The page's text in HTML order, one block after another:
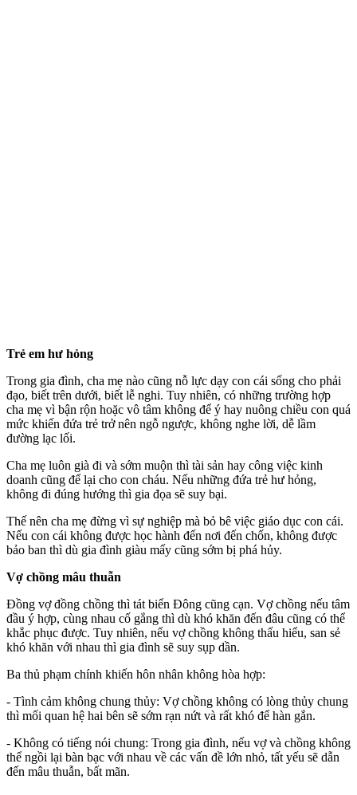
Trẻ em hư hỏng
Trong gia đình, cha mẹ nào cũng nỗ lực dạy con cái sống cho phải
đạo, biết trên dưới, biết lễ nghi. Tuy nhiên, có những trường hợp
cha mẹ vì bận rộn hoặc vô tâm không để ý hay nuông chiều con quá
mức khiến đứa trẻ trở nên ngỗ ngược, không nghe lời, dễ lầm
đường lạc lối.
Cha mẹ luôn già đi và sớm muộn thì tài sản hay công việc kinh
doanh cũng để lại cho con cháu. Nếu những đứa trẻ hư hỏng,
không đi đúng hướng thì gia đọa sẽ suy bại.
Thế nên cha mẹ đừng vì sự nghiệp mà bỏ bê việc giáo dục con cái.
Nếu con cái không được học hành đến nơi đến chốn, không được
bảo ban thì dù gia đình giàu mấy cũng sớm bị phá hủy.
Vợ chồng mâu thuẫn
Đồng vợ đồng chồng thì tát biển Đông cũng cạn. Vợ chồng nếu tâm
đầu ý hợp, cùng nhau cố gắng thì dù khó khăn đến đâu cũng có thể
khắc phục được. Tuy nhiên, nếu vợ chồng không thấu hiểu, san sẻ
khó khăn với nhau thì gia đình sẽ suy sụp dần.
Ba thủ phạm chính khiến hôn nhân không hòa hợp:
- Tình cảm không chung thủy: Vợ chồng không có lòng thủy chung
thì mối quan hệ hai bên sẽ sớm rạn nứt và rất khó để hàn gắn.
- Không có tiếng nói chung: Trong gia đình, nếu vợ và chồng không
thể ngồi lại bàn bạc với nhau về các vấn đề lớn nhỏ, tất yếu sẽ dẫn
đến mâu thuẫn, bất mãn.